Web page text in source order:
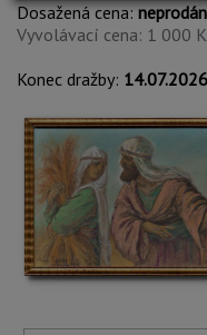
Dosažená cena:
Vyvolávací cena: 1 000
Konec dražby: